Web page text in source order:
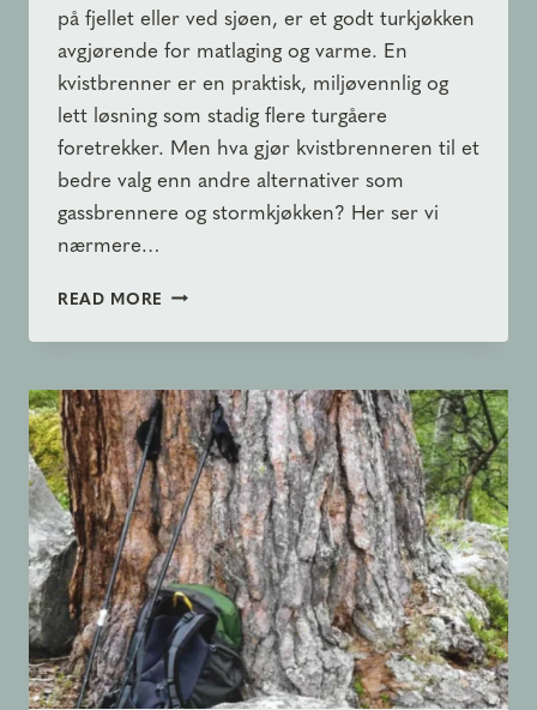
på fjellet eller ved sjøen, er et godt turkjøkken
avgjørende for matlaging og varme. En
kvistbrenner er en praktisk, miljøvennlig og
lett løsning som stadig flere turgåere
foretrekker. Men hva gjør kvistbrenneren til et
bedre valg enn andre alternativer som
gassbrennere og stormkjøkken? Her ser vi
nærmere…
READ MORE HVORFOR
EN
–
FORDELER
SAMMENLIGNET
MED
ANDRE
TYPER
TURKJØKKEN